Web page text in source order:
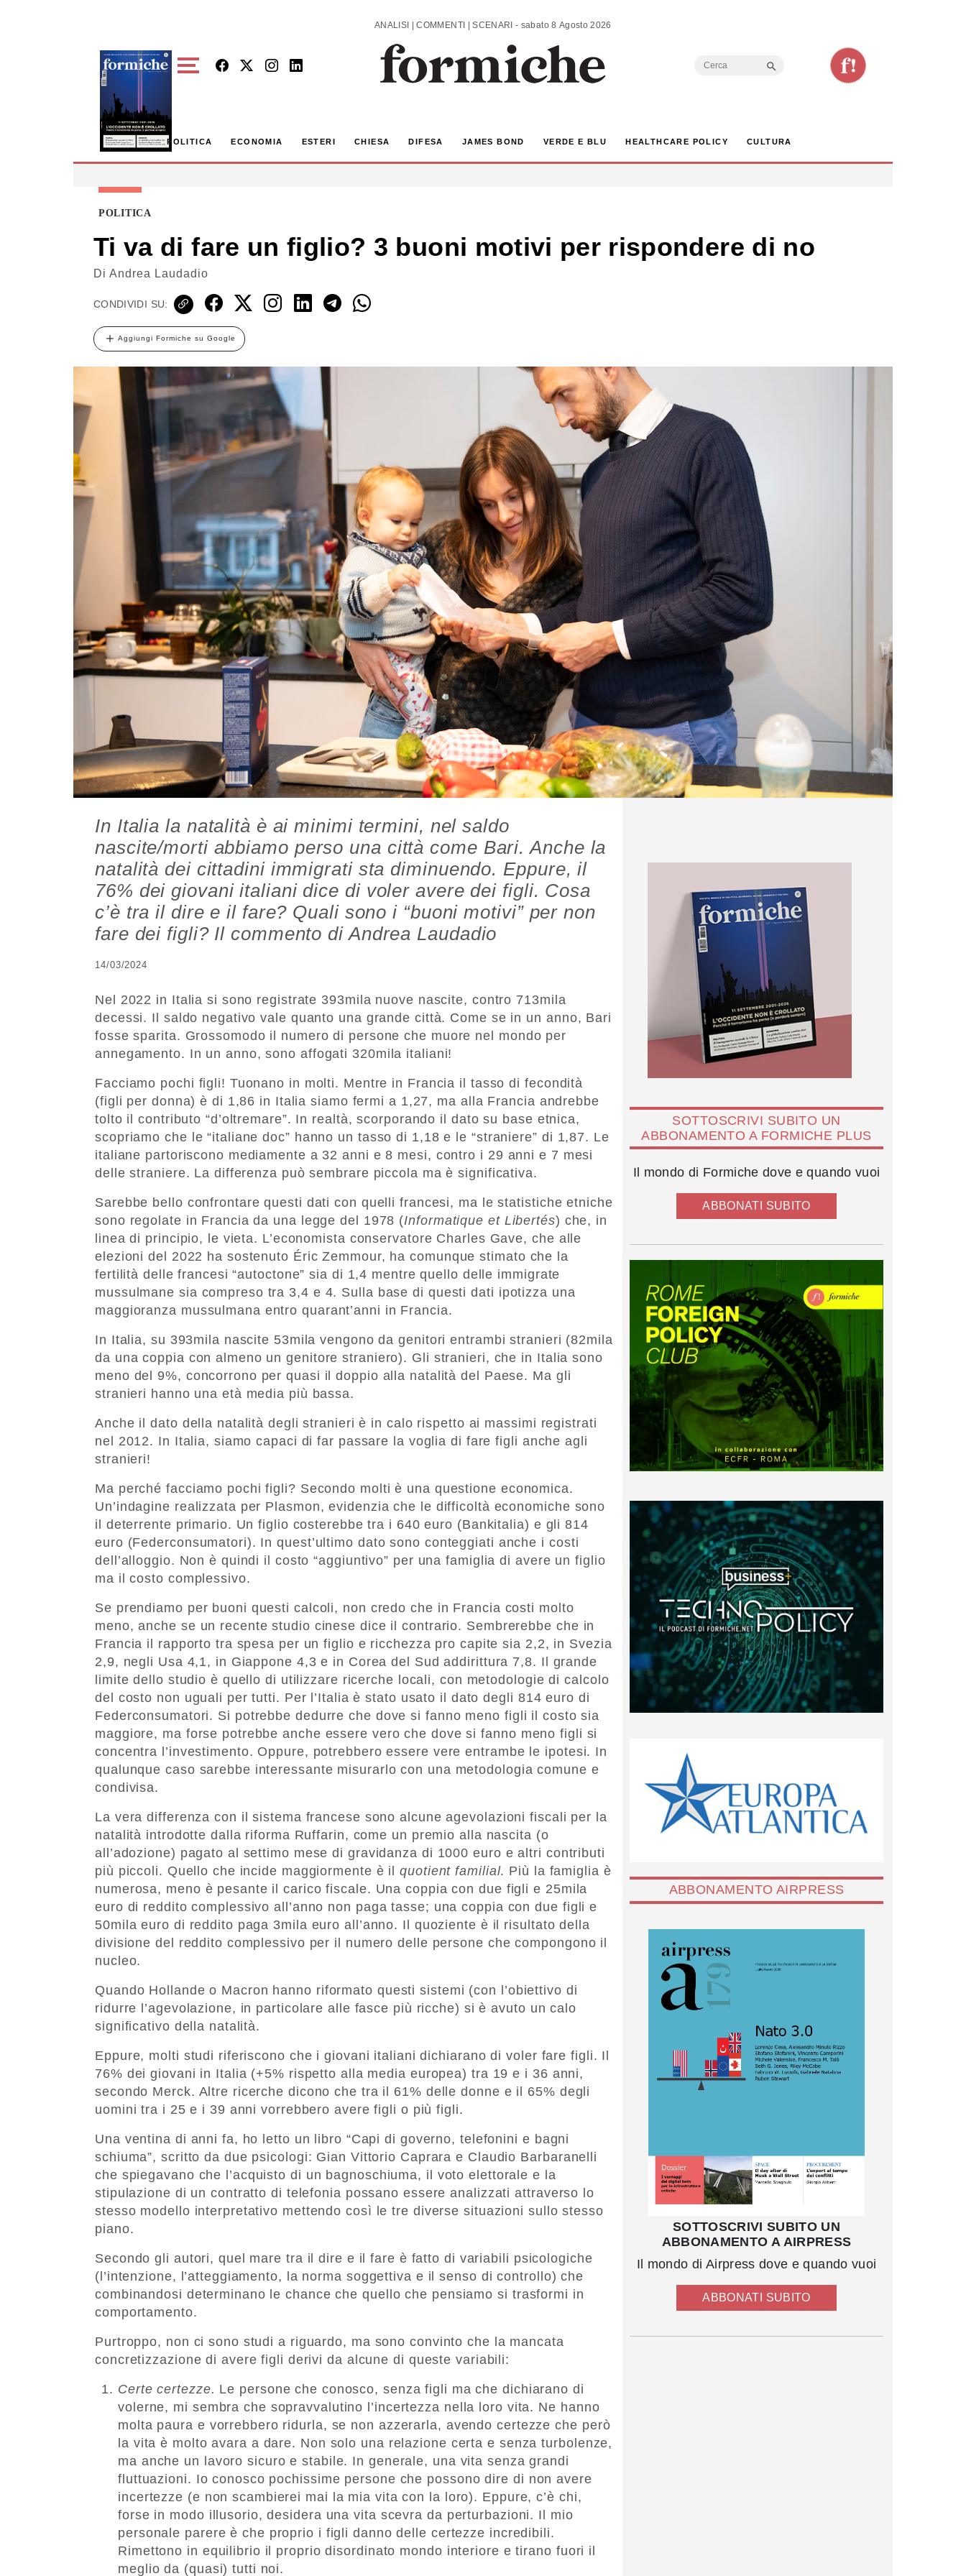
ANALISI | COMMENTI | SCENARI - sabato 8 Agosto 2026
Search
POLITICA ECONOMIA ESTERI CHIESA DIFESA JAMES BOND VERDE E BLU HEALTHCARE POLICY CULTURA
POLITICA
Ti va di fare un figlio? 3 buoni motivi per rispondere di no
Di Andrea Laudadio
CONDIVIDI SU:
Aggiungi Formiche su Google
In Italia la natalità è ai minimi termini, nel saldo
nascite/morti abbiamo perso una città come Bari. Anche la
natalità dei cittadini immigrati sta diminuendo. Eppure, il
76% dei giovani italiani dice di voler avere dei figli. Cosa
c’è tra il dire e il fare? Quali sono i “buoni motivi” per non
fare dei figli? Il commento di Andrea Laudadio
14/03/2024
Nel 2022 in Italia si sono registrate 393mila nuove nascite, contro 713mila
decessi. Il saldo negativo vale quanto una grande città. Come se in un anno, Bari
fosse sparita. Grossomodo il numero di persone che muore nel mondo per
annegamento. In un anno, sono affogati 320mila italiani!
Facciamo pochi figli! Tuonano in molti. Mentre in Francia il tasso di fecondità
(figli per donna) è di 1,86 in Italia siamo fermi a 1,27, ma alla Francia andrebbe
tolto il contributo “d’oltremare”. In realtà, scorporando il dato su base etnica,
scopriamo che le “italiane doc” hanno un tasso di 1,18 e le “straniere” di 1,87. Le
italiane partoriscono mediamente a 32 anni e 8 mesi, contro i 29 anni e 7 mesi
delle straniere. La differenza può sembrare piccola ma è significativa.
Sarebbe bello confrontare questi dati con quelli francesi, ma le statistiche etniche
sono regolate in Francia da una legge del 1978 (Informatique et Libertés) che, in
linea di principio, le vieta. L’economista conservatore Charles Gave, che alle
elezioni del 2022 ha sostenuto Éric Zemmour, ha comunque stimato che la
fertilità delle francesi “autoctone” sia di 1,4 mentre quello delle immigrate
mussulmane sia compreso tra 3,4 e 4. Sulla base di questi dati ipotizza una
maggioranza mussulmana entro quarant’anni in Francia.
In Italia, su 393mila nascite 53mila vengono da genitori entrambi stranieri (82mila
da una coppia con almeno un genitore straniero). Gli stranieri, che in Italia sono
meno del 9%, concorrono per quasi il doppio alla natalità del Paese. Ma gli
stranieri hanno una età media più bassa.
Anche il dato della natalità degli stranieri è in calo rispetto ai massimi registrati
nel 2012. In Italia, siamo capaci di far passare la voglia di fare figli anche agli
stranieri!
Ma perché facciamo pochi figli? Secondo molti è una questione economica.
Un’indagine realizzata per Plasmon, evidenzia che le difficoltà economiche sono
il deterrente primario. Un figlio costerebbe tra i 640 euro (Bankitalia) e gli 814
euro (Federconsumatori). In quest’ultimo dato sono conteggiati anche i costi
dell’alloggio. Non è quindi il costo “aggiuntivo” per una famiglia di avere un figlio
ma il costo complessivo.
Se prendiamo per buoni questi calcoli, non credo che in Francia costi molto
meno, anche se un recente studio cinese dice il contrario. Sembrerebbe che in
Francia il rapporto tra spesa per un figlio e ricchezza pro capite sia 2,2, in Svezia
2,9, negli Usa 4,1, in Giappone 4,3 e in Corea del Sud addirittura 7,8. Il grande
limite dello studio è quello di utilizzare ricerche locali, con metodologie di calcolo
del costo non uguali per tutti. Per l’Italia è stato usato il dato degli 814 euro di
Federconsumatori. Si potrebbe dedurre che dove si fanno meno figli il costo sia
maggiore, ma forse potrebbe anche essere vero che dove si fanno meno figli si
concentra l’investimento. Oppure, potrebbero essere vere entrambe le ipotesi. In
qualunque caso sarebbe interessante misurarlo con una metodologia comune e
condivisa.
La vera differenza con il sistema francese sono alcune agevolazioni fiscali per la
natalità introdotte dalla riforma Ruffarin, come un premio alla nascita (o
all’adozione) pagato al settimo mese di gravidanza di 1000 euro e altri contributi
più piccoli. Quello che incide maggiormente è ilquotient familial. Più la famiglia è
numerosa, meno è pesante il carico fiscale. Una coppia con due figli e 25mila
euro di reddito complessivo all’anno non paga tasse; una coppia con due figli e
50mila euro di reddito paga 3mila euro all’anno. Il quoziente è il risultato della
divisione del reddito complessivo per il numero delle persone che compongono il
nucleo.
Quando Hollande o Macron hanno riformato questi sistemi (con l’obiettivo di
ridurre l’agevolazione, in particolare alle fasce più ricche) si è avuto un calo
significativo della natalità.
Eppure, molti studi riferiscono che i giovani italiani dichiarano di voler fare figli. Il
76% dei giovani in Italia (+5% rispetto alla media europea) tra 19 e i 36 anni,
secondo Merck. Altre ricerche dicono che tra il 61% delle donne e il 65% degli
uomini tra i 25 e i 39 anni vorrebbero avere figli o più figli.
Una ventina di anni fa, ho letto un libro “Capi di governo, telefonini e bagni
schiuma”, scritto da due psicologi: Gian Vittorio Caprara e Claudio Barbaranelli
che spiegavano che l’acquisto di un bagnoschiuma, il voto elettorale e la
stipulazione di un contratto di telefonia possano essere analizzati attraverso lo
stesso modello interpretativo mettendo così le tre diverse situazioni sullo stesso
piano.
Secondo gli autori, quel mare tra il dire e il fare è fatto di variabili psicologiche
(l’intenzione, l’atteggiamento, la norma soggettiva e il senso di controllo) che
combinandosi determinano le chance che quello che pensiamo si trasformi in
comportamento.
Purtroppo, non ci sono studi a riguardo, ma sono convinto che la mancata
concretizzazione di avere figli derivi da alcune di queste variabili:
Certe certezze. Le persone che conosco, senza figli ma che dichiarano di
volerne, mi sembra che sopravvalutino l’incertezza nella loro vita. Ne hanno
molta paura e vorrebbero ridurla, se non azzerarla, avendo certezze che però
la vita è molto avara a dare. Non solo una relazione certa e senza turbolenze,
ma anche un lavoro sicuro e stabile. In generale, una vita senza grandi
fluttuazioni. Io conosco pochissime persone che possono dire di non avere
incertezze (e non scambierei mai la mia vita con la loro). Eppure, c’è chi,
forse in modo illusorio, desidera una vita scevra da perturbazioni. Il mio
personale parere è che proprio i figli danno delle certezze incredibili.
Rimettono in equilibrio il proprio disordinato mondo interiore e tirano fuori il
meglio da (quasi) tutti noi.
SOTTOSCRIVI SUBITO UN
ABBONAMENTO A FORMICHE PLUS
Il mondo di Formiche dove e quando vuoi
ABBONATI SUBITO
ABBONAMENTO AIRPRESS
SOTTOSCRIVI SUBITO UN
ABBONAMENTO A AIRPRESS
Il mondo di Airpress dove e quando vuoi
ABBONATI SUBITO